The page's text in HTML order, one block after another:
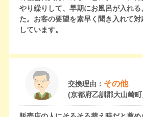
やり繰りして、早期にお風呂が入れ
た。お客の要望を素早く聞き入れて
しています。
交換理由： その他
(京都府乙訓郡大山崎